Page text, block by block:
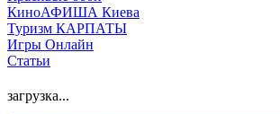
КиноАФИША Киева
Туризм КАРПАТЫ
Игры Онлайн
Статьи
загрузка...